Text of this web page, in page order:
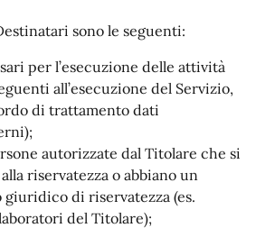
sono le seguenti:
per l’esecuzione delle attività
all’esecuzione del Servizio,
di trattamento dati
autorizzate dal Titolare che si
riservatezza o abbiano un
giuridico di riservatezza (es.
del Titolare);